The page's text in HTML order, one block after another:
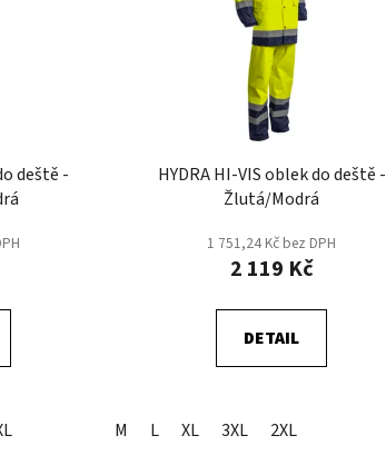
deště -
HYDRA HI-VIS oblek do deště -
Žlutá/Modrá
1 751,24 Kč bez DPH
2 119 Kč
DETAIL
M L XL 3XL 2XL